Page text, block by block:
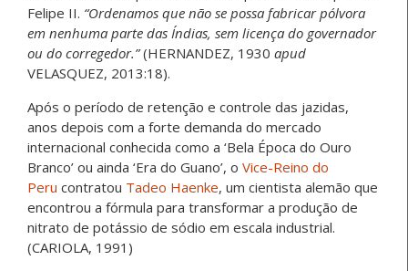
Felipe II. “Ordenamos que não se possa fabricar pólvora
em nenhuma parte das Índias, sem licença do governador
ou do corregedor.”(HERNANDEZ, 1930 apud
VELASQUEZ, 2013:18).
Após o período de retenção e controle das jazidas,
anos depois com a forte demanda do mercado
internacional conhecida como a ‘Bela Época do Ouro
Branco’ ou ainda ‘Era do Guano’, o Vice-Reino do
Peru contratou Tadeo Haenke, um cientista alemão que
encontrou a fórmula para transformar a produção de
nitrato de potássio de sódio em escala industrial.
(CARIOLA, 1991)